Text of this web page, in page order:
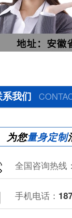
我们
为您量身定制
全国咨询热线：
手机电话：